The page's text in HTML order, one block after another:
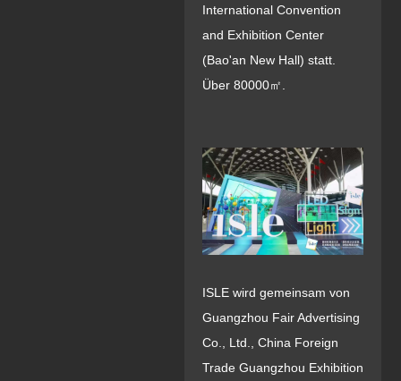
International Convention
and Exhibition Center
(Bao'an New Hall) statt.
Über 80000㎡.
ISLE wird gemeinsam von
Guangzhou Fair Advertising
Co., Ltd., China Foreign
Trade Guangzhou Exhibition